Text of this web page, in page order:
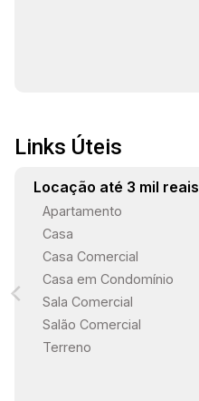
Links Úteis
Locação até 3 mil reais
Apartamento
Casa
Casa Comercial
Casa em Condomínio
Sala Comercial
Salão Comercial
Terreno